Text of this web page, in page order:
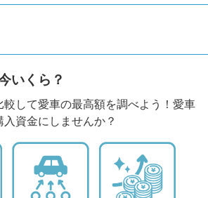
いくら？
較して愛車の最高額を調べよう！愛車
資金にしませんか？